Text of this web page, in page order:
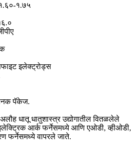
१.७५
इलेक्ट्रोड्स
पॅकेज.
धातू धातुशास्त्र उद्योगातील वितळलेले
आर्क फर्नेसमध्ये आणि एओडी, व्हीओडी,
फर्नेसमध्ये वापरले जाते.